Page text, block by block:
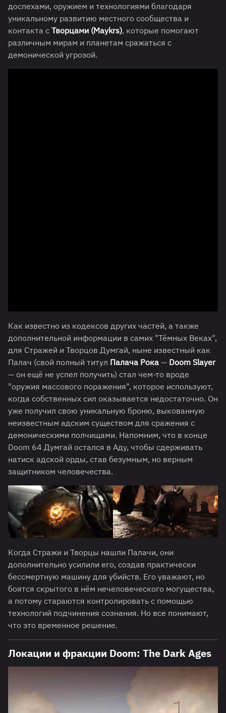
доспехами, оружием и технологиями благодаря
уникальному развитию местного сообщества и
контакта с Творцами (Maykrs), которые помогают
различным мирам и планетам сражаться с
демонической угрозой.
Как известно из кодексов других частей, а также
дополнительной информации в самих "Тёмных Веках",
для Стражей и Творцов Думгай, ныне известный как
Палач (свой полный титул Палача Рока — Doom Slayer
— он ещё не успел получить) стал чем-то вроде
"оружия массового поражения", которое используют,
когда собственных сил оказывается недостаточно. Он
уже получил свою уникальную броню, выкованную
неизвестным адским существом для сражения с
демоническими полчищами. Напомним, что в конце
Doom 64 Думгай остался в Аду, чтобы сдерживать
натиск адской орды, став безумным, но верным
защитником человечества.
Когда Стражи и Творцы нашли Палачи, они
дополнительно усилили его, создав практически
бессмертную машину для убийств. Его уважают, но
боятся скрытого в нём нечеловеческого могущества,
а потому стараются контролировать с помощью
технологий подчинения сознания. Но все понимают,
что это временное решение.
Локации и фракции Doom: The Dark Ages